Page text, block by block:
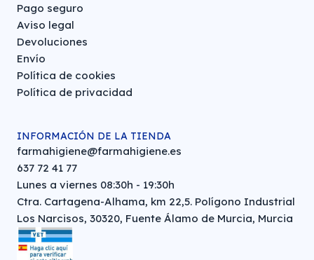
Pago seguro
Aviso legal
Devoluciones
Envío
Política de cookies
Política de privacidad
INFORMACIÓN DE LA TIENDA
farmahigiene@farmahigiene.es
637 72 41 77
Lunes a viernes 08:30h - 19:30h
Ctra. Cartagena-Alhama, km 22,5. Polígono Industrial
Los Narcisos, 30320, Fuente Álamo de Murcia, Murcia